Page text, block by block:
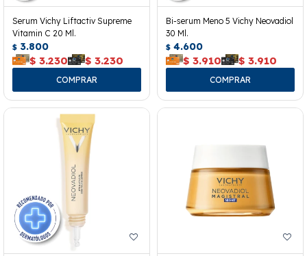
Serum Vichy Liftactiv Supreme
Vitamin C 20 Ml.
$ 3.800
$ 3.230 $ 3.230
Bi-serum Meno 5 Vichy Neovadiol
30 Ml.
$ 4.600
$ 3.910 $ 3.910